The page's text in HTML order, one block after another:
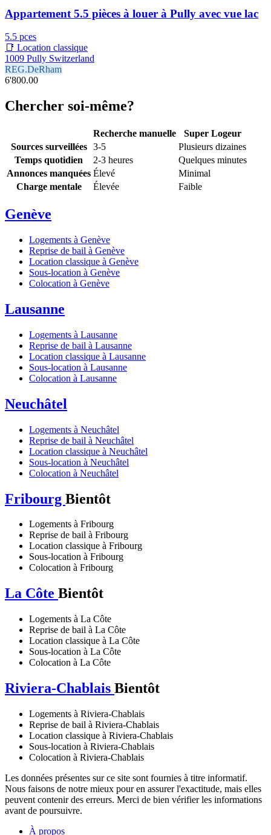
Appartement 5.5 pièces à louer à Pully avec vue lac
5.5 pces
📑 Location classique
1009 Pully Switzerland
REG.DeRham
6'800.00
Chercher soi-même?
Recherche manuelle
Super Logeur
Sources surveillées
3-5
Plusieurs dizaines
Temps quotidien
2-3 heures
Quelques minutes
Annonces manquées Élevé
Minimal
Charge mentale
Élevée Faible
Genève
Logements à Genève
Reprise de bail à Genève
Location classique à Genève
Sous-location à Genève
Colocation à Genève
Lausanne
Logements à Lausanne
Reprise de bail à Lausanne
Location classique à Lausanne
Sous-location à Lausanne
Colocation à Lausanne
Neuchâtel
Logements à Neuchâtel
Reprise de bail à Neuchâtel
Location classique à Neuchâtel
Sous-location à Neuchâtel
Colocation à Neuchâtel
Fribourg Bientôt
Logements à Fribourg
Reprise de bail à Fribourg
Location classique à Fribourg
Sous-location à Fribourg
Colocation à Fribourg
La Côte Bientôt
Logements à La Côte
Reprise de bail à La Côte
Location classique à La Côte
Sous-location à La Côte
Colocation à La Côte
Riviera-Chablais Bientôt
Logements à Riviera-Chablais
Reprise de bail à Riviera-Chablais
Location classique à Riviera-Chablais
Sous-location à Riviera-Chablais
Colocation à Riviera-Chablais
Les données présentes sur ce site sont fournies à titre informatif.
Nous faisons de notre mieux pour en assurer l'exactitude, mais elles
peuvent contenir des erreurs. Merci de bien vérifier les informations
avant de poursuivre.
À propos